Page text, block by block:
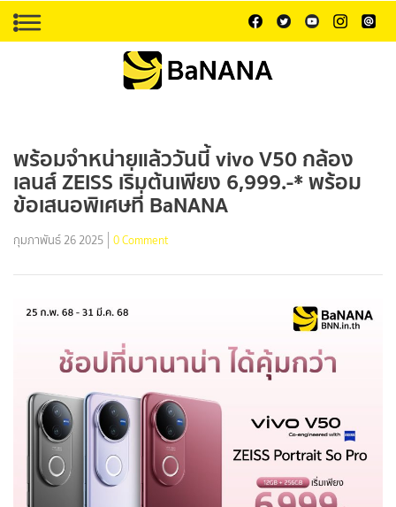
พร้อมจำหน่ายแล้ววันนี้ vivo V50 กล้อง
เลนส์ ZEISS เริ่มต้นเพียง 6,999.-* พร้อม
ข้อเสนอพิเศษที่ BaNANA
กุมภาพันธ์ 26 2025 0 Comment